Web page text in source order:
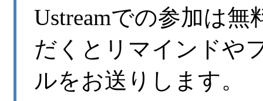
Ustreamでの参加は
だくとリマインドや
ルをお送りします。